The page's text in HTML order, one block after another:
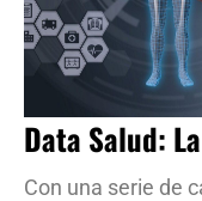
Data Salud:
Con una serie de